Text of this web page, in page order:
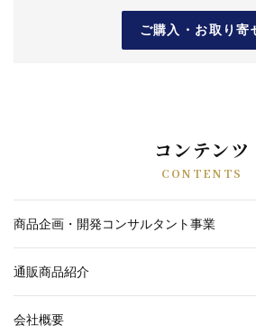
ご購入・お取り寄
コンテンツ
CONTENTS
商品企画・開発コンサルタント事業
通販商品紹介
会社概要